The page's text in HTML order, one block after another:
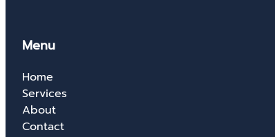
Menu
Home
Services
About
Contact